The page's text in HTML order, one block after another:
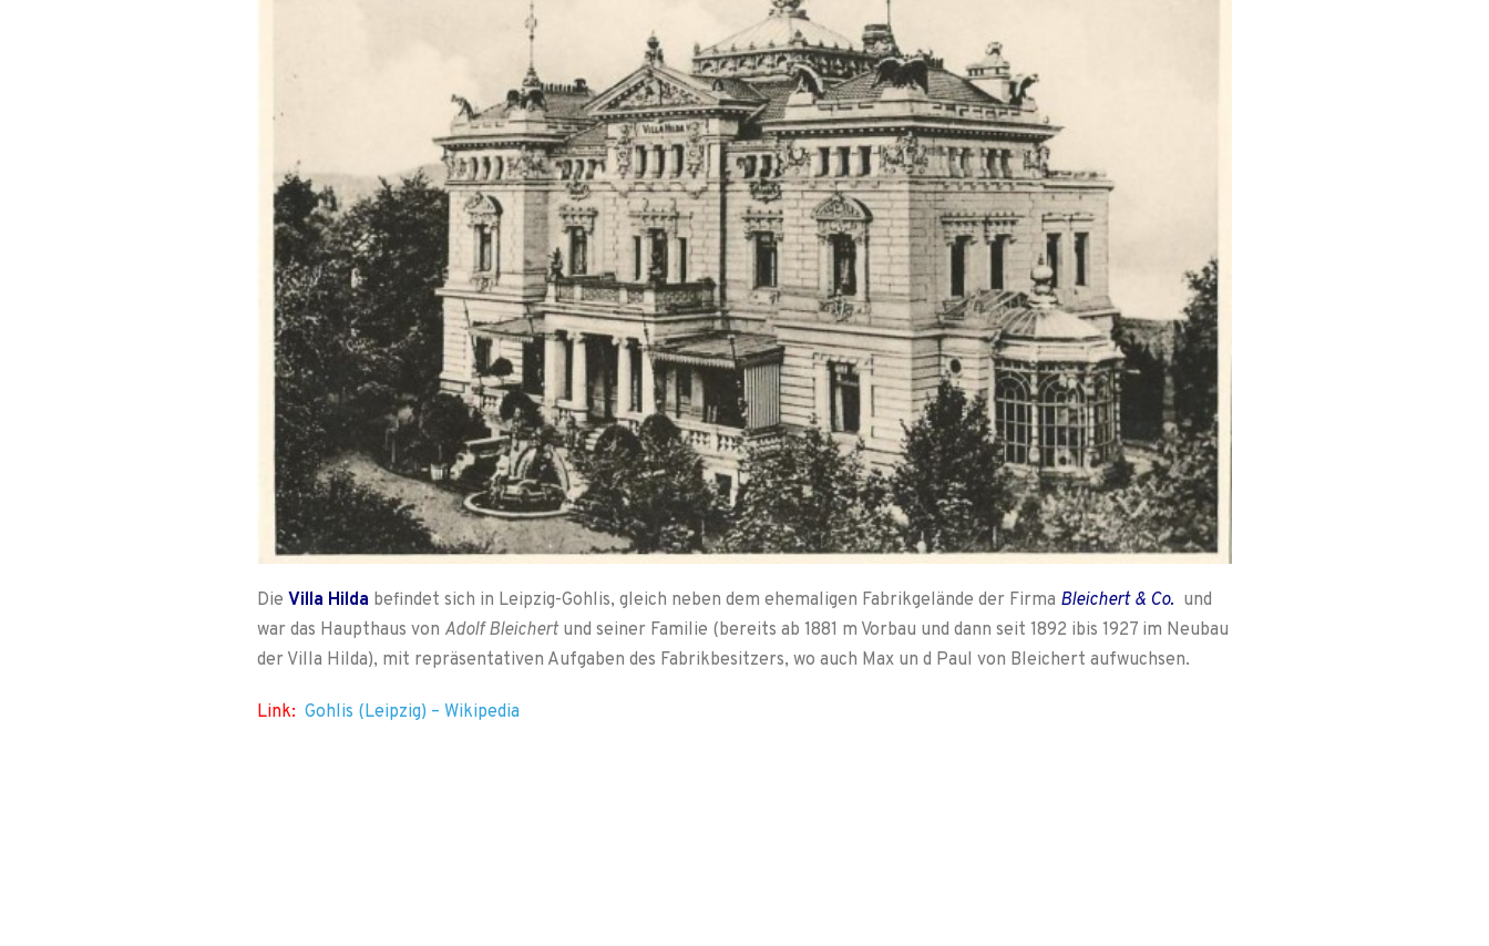
Die Villa Hilda befindet sich in Leipzig-Gohlis, gleich neben dem ehemaligen Fabrikgelände der Firma Bleichert & Co. und
war das Haupthaus von Adolf Bleichert und seiner Familie (bereits ab 1881 m Vorbau und dann seit 1892 ibis 1927 im Neubau
der Villa Hilda), mit repräsentativen Aufgaben des Fabrikbesitzers, wo auch Max un d Paul von Bleichert aufwuchsen.
Link: Gohlis (Leipzig) – Wikipedia